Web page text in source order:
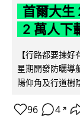
首爾大生
2 萬人下
【行路都要揀
星期開發防曬導
陽仰角及行道樹
96 4 ↗